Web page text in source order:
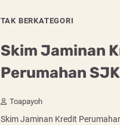
TAK BERKATEGORI
Skim Jaminan
Perumahan
Toapayoh
Skim Jaminan Kredit